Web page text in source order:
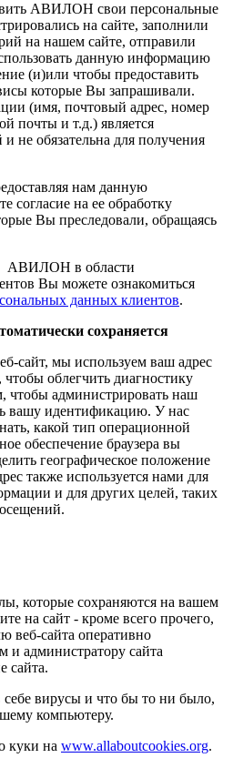
АВИЛОН свои персональные
на сайте, заполнили
на нашем сайте, отправили
данную информацию
(и)или чтобы предоставить
которые Вы запрашивали.
(имя, почтовый адрес, номер
почты и т.д.) является
не обязательна для получения
нам данную
на ее обработку
Вы преследовали, обращаясь
АВИЛОН в области
Вы можете ознакомиться
данных клиентов.
сохраняется
сайт, мы используем ваш адрес
облегчить диагностику
чтобы администрировать наш
вашу идентификацию. У нас
какой тип операционной
обеспечение браузера вы
географическое положение
также используется нами для
и для других целей, таких
которые сохраняются на вашем
на сайт - кроме всего прочего,
веб-сайта оперативно
и администратору сайта
сайта.
себе вирусы и что бы то ни было,
компьютеру.
куки на www.allaboutcookies.org.